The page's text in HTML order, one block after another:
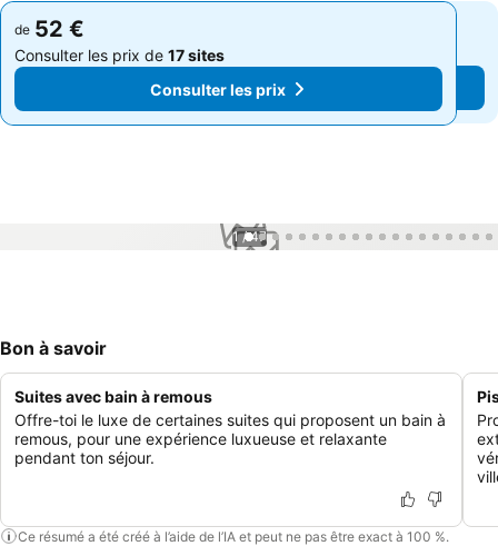
de 52 €
Consulter les prix de 17 sites
Consulter les prix
de 52 €
Consulter les prix de 17 sites
Consulter les prix
1 / 47
Bon à savoir
Suites avec bain à remous
Offre-toi le luxe de certaines suites qui proposent un bain à
remous, pour une expérience luxueuse et relaxante
pendant ton séjour.
Ce résumé a été créé à l’aide de l’IA et peut ne pas être exact à 100 %.